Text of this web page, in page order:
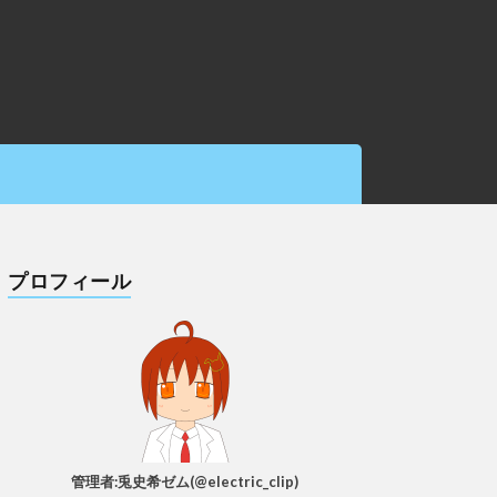
プロフィール
管理者:兎史希ゼム(@electric_clip)